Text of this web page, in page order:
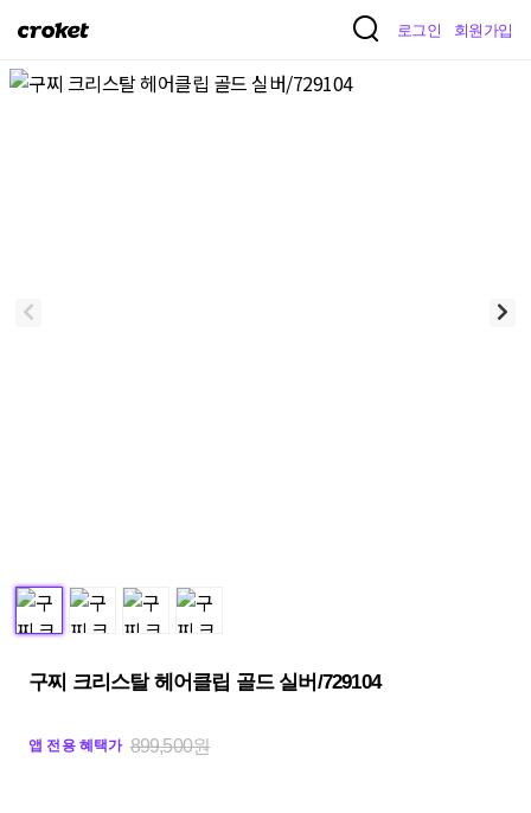
크
켓
로그인 회원가입
구찌 크리스탈 헤어클립 골드 실버/729104
앱 전용 혜택가 899,500원